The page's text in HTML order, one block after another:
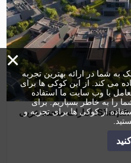
پروژه توسعه Masaar 2 Melia در Sharjah، امارات متحده عربی
×
شما در ارائه بهترین تجربه
می کند. از این کوکی ها برای
با وب سایت ما استفاده
را به خاطر بسپاریم. برای
از کوکی ها برای تجزیه و